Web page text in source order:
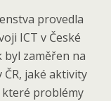
provedla
ICT v České
byl zaměřen na
jaké aktivity
které problémy